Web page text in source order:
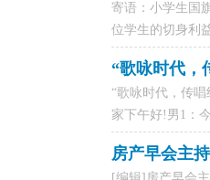
寄语：小学生国
位学生的切身利
“歌咏时代，
“歌咏时代，传
家下午好!男1：
房产早会主